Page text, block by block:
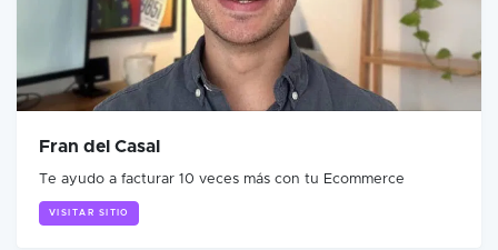
Fran del Casal
Te ayudo a facturar 10 veces más con tu Ecommerce
VISITAR SITIO